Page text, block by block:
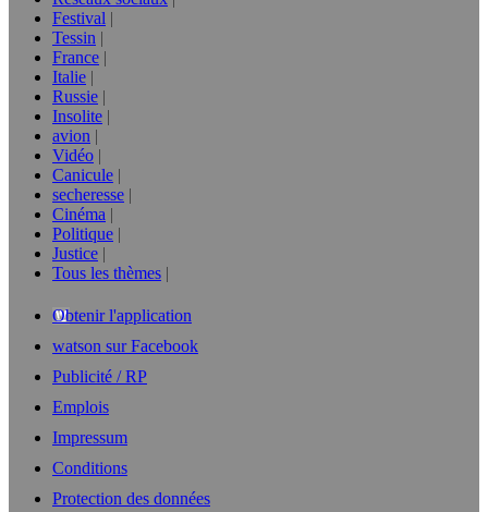
Festival
Tessin
France
Italie
Russie
Insolite
avion
Vidéo
Canicule
secheresse
Cinéma
Politique
Justice
Tous les thèmes
Obtenir l'application
watson sur Facebook
Publicité / RP
Emplois
Impressum
Conditions
Protection des données